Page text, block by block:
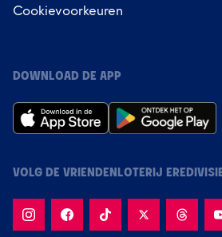
Cookievoorkeuren
DOWNLOAD DE APP
VOLG DE VRIENDENLOTERIJ